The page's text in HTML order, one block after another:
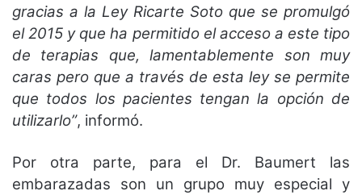
gracias a la Ley Ricarte Soto que se promulgó
el 2015 y que ha permitido el acceso a este tipo
de terapias que, lamentablemente son muy
caras pero que a través de esta ley se permite
que todos los pacientes tengan la opción de
utilizarlo”, informó.
Por otra parte, para el Dr. Baumert las
embarazadas son un grupo muy especial y